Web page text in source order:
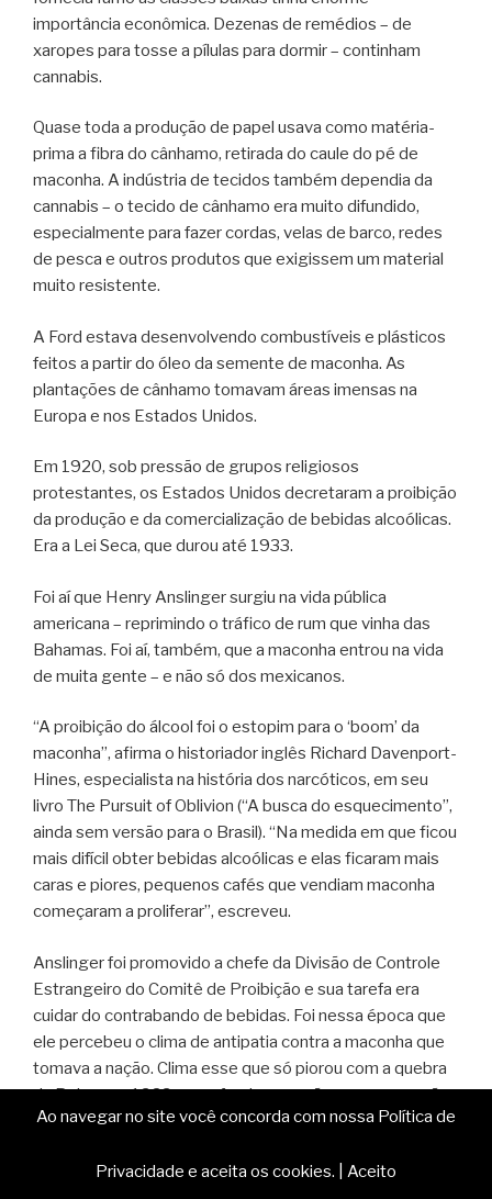
importância econômica. Dezenas de remédios – de
xaropes para tosse a pílulas para dormir – continham
cannabis.
Quase toda a produção de papel usava como matéria-
prima a fibra do cânhamo, retirada do caule do pé de
maconha. A indústria de tecidos também dependia da
cannabis – o tecido de cânhamo era muito difundido,
especialmente para fazer cordas, velas de barco, redes
de pesca e outros produtos que exigissem um material
muito resistente.
A Ford estava desenvolvendo combustíveis e plásticos
feitos a partir do óleo da semente de maconha. As
plantações de cânhamo tomavam áreas imensas na
Europa e nos Estados Unidos.
Em 1920, sob pressão de grupos religiosos
protestantes, os Estados Unidos decretaram a proibição
da produção e da comercialização de bebidas alcoólicas.
Era a Lei Seca, que durou até 1933.
Foi aí que Henry Anslinger surgiu na vida pública
americana – reprimindo o tráfico de rum que vinha das
Bahamas. Foi aí, também, que a maconha entrou na vida
de muita gente – e não só dos mexicanos.
“A proibição do álcool foi o estopim para o ‘boom’ da
maconha”, afirma o historiador inglês Richard Davenport-
Hines, especialista na história dos narcóticos, em seu
livro The Pursuit of Oblivion (“A busca do esquecimento”,
ainda sem versão para o Brasil). “Na medida em que ficou
mais difícil obter bebidas alcoólicas e elas ficaram mais
caras e piores, pequenos cafés que vendiam maconha
começaram a proliferar”, escreveu.
Anslinger foi promovido a chefe da Divisão de Controle
Estrangeiro do Comitê de Proibição e sua tarefa era
cuidar do contrabando de bebidas. Foi nessa época que
ele percebeu o clima de antipatia contra a maconha que
tomava a nação. Clima esse que só piorou com a quebra
da Bolsa, em 1929, que afundou a nação numa recessão.
sobre-humana aos mexicanos, o que seria uma
Ao navegar no site você concorda com nossa Política de
Privacidade e aceita os cookies. Aceito